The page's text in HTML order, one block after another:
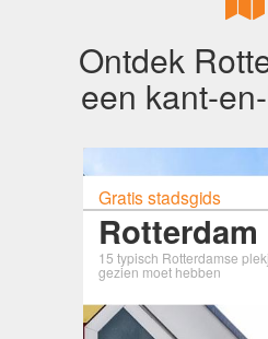
Ontdek
een kant-
Gratis stadsgids
Rotterdam
15 typisch Rotterdamse
gezien moet hebben